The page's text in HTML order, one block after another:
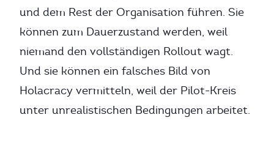
und dem Rest der Organisation führen. Sie
können zum Dauerzustand werden, weil
niemand den vollständigen Rollout wagt.
Und sie können ein falsches Bild von
Holacracy vermitteln, weil der Pilot-Kreis
unter unrealistischen Bedingungen arbeitet.